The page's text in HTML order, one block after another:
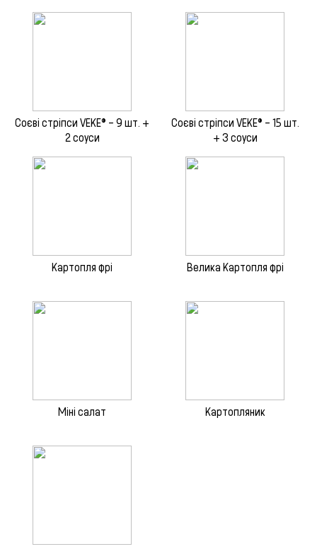
Соєві стріпси VEKE® – 9 шт. +
2 соуси
Соєві стріпси VEKE® – 15 шт.
+ 3 соуси
Картопля фрі Велика Картопля фрi
Міні салат Картопляник